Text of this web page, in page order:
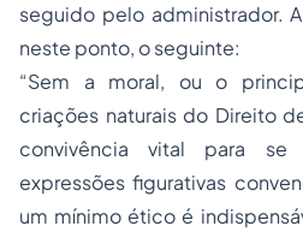
seguido pelo administrador.
neste ponto, o seguinte:
“Sem a moral, ou o
criações naturais do Direito
convivência vital para se
expressões figurativas
um mínimo ético é